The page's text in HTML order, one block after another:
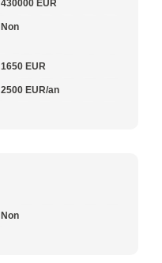
430000 EUR
Non
1650 EUR
2500 EUR/an
Non